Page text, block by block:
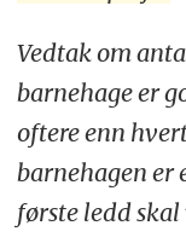
Vedtak om
barnehage er
oftere enn
barnehagen er
første ledd